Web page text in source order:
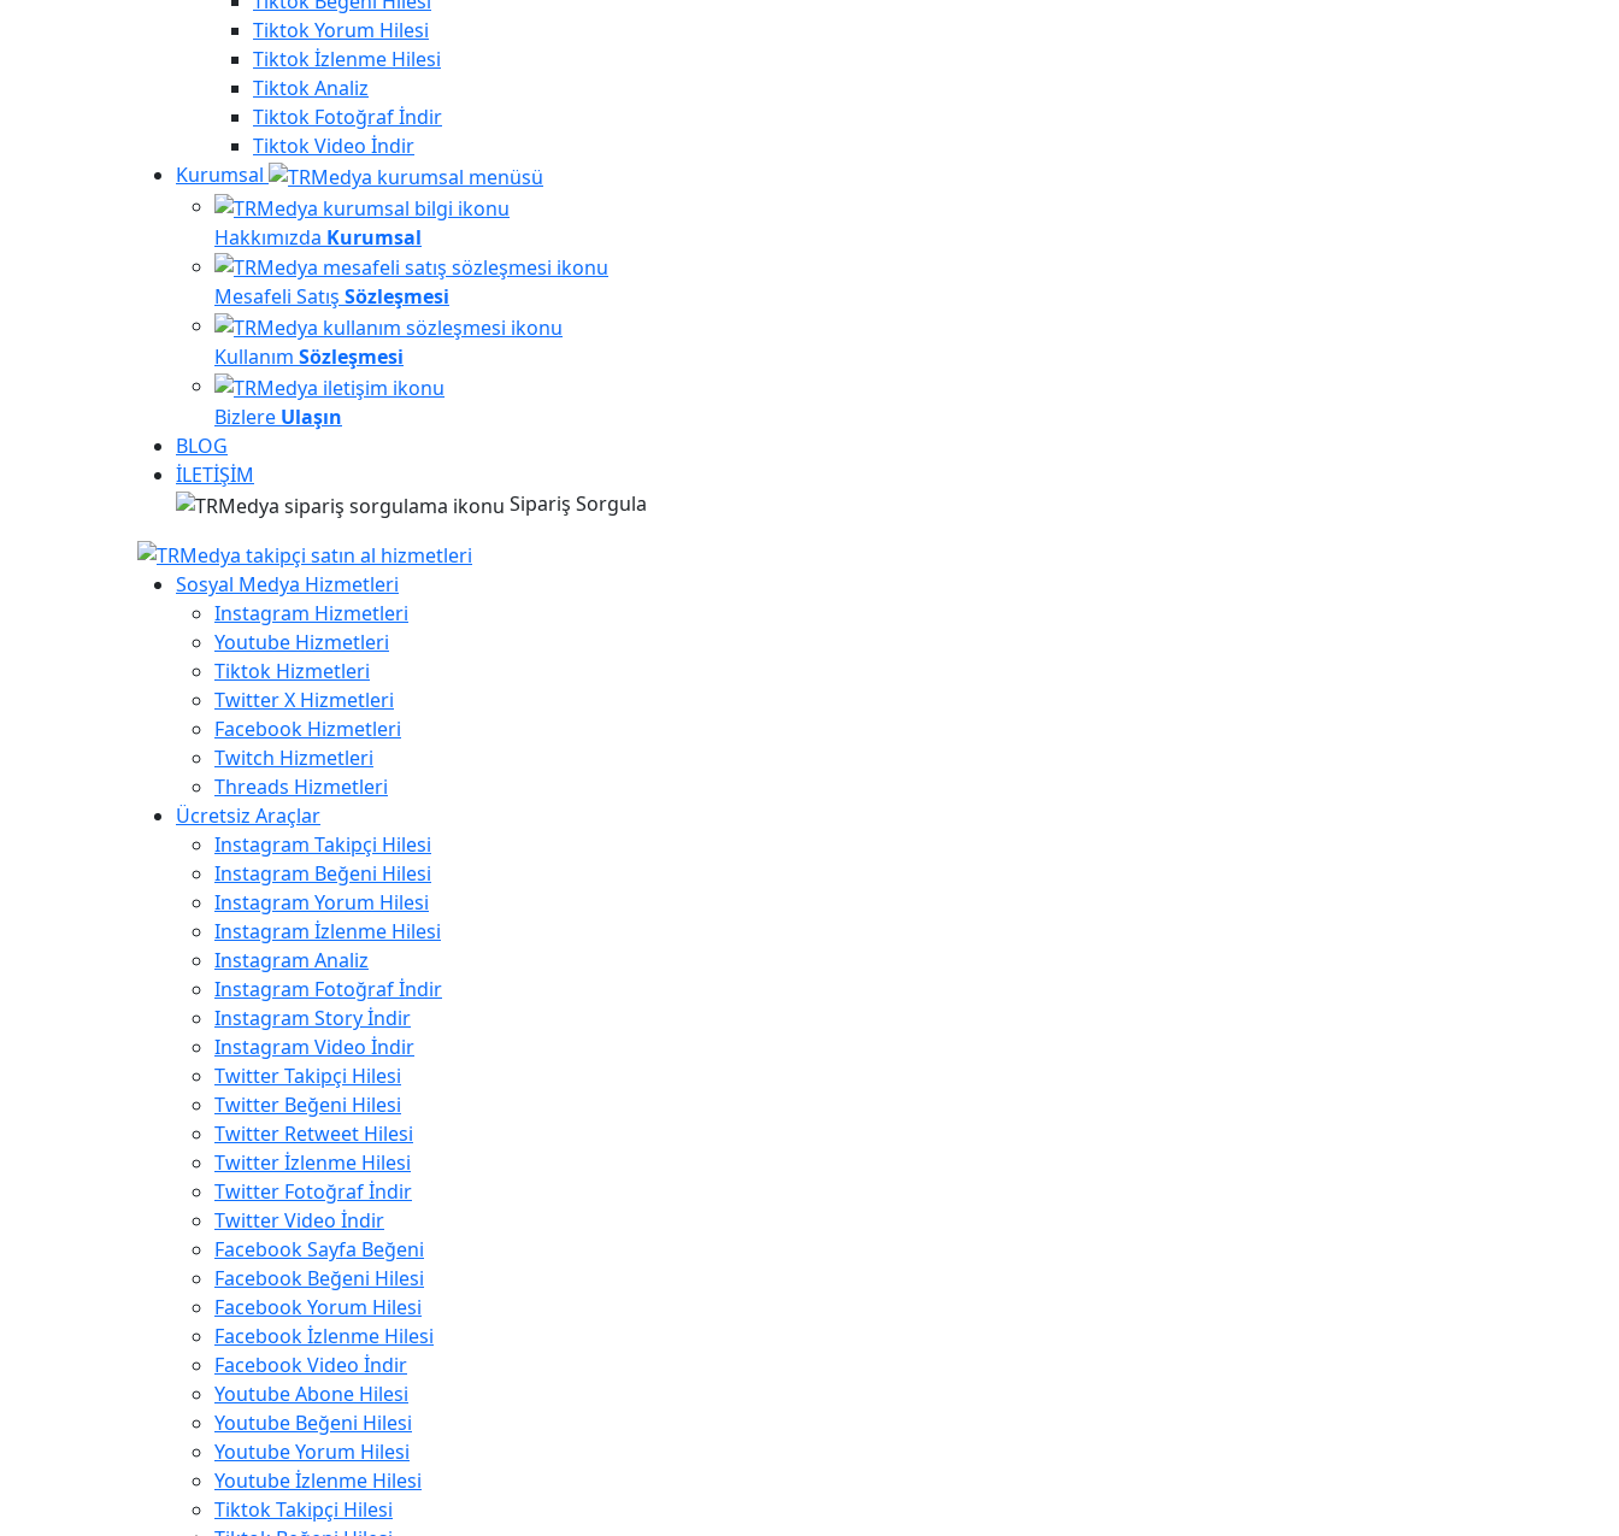
TiktokYorum Hilesi
Tiktokİzlenme Hilesi
TiktokAnaliz
Tiktok Fotoğraf İndir
TiktokVideo İndir
Kurumsal
Hakkımızda Kurumsal
Mesafeli Satış Sözleşmesi
Kullanım Sözleşmesi
Bizlere Ulaşın
BLOG
İLETİŞİM
Sipariş Sorgula
Sosyal Medya Hizmetleri
Instagram Hizmetleri
Youtube Hizmetleri
Tiktok Hizmetleri
Twitter X Hizmetleri
Facebook Hizmetleri
Twitch Hizmetleri
Threads Hizmetleri
Ücretsiz Araçlar
Instagram Takipçi Hilesi
Instagram Beğeni Hilesi
Instagram Yorum Hilesi
Instagram İzlenme Hilesi
Instagram Analiz
Instagram Fotoğraf İndir
Instagram Story İndir
Instagram Video İndir
Twitter Takipçi Hilesi
Twitter Beğeni Hilesi
Twitter Retweet Hilesi
Twitter İzlenme Hilesi
Twitter Fotoğraf İndir
Twitter Video İndir
Facebook Sayfa Beğeni
Facebook Beğeni Hilesi
Facebook Yorum Hilesi
Facebook İzlenme Hilesi
Facebook Video İndir
Youtube Abone Hilesi
Youtube Beğeni Hilesi
Youtube Yorum Hilesi
Youtube İzlenme Hilesi
Tiktok Takipçi Hilesi